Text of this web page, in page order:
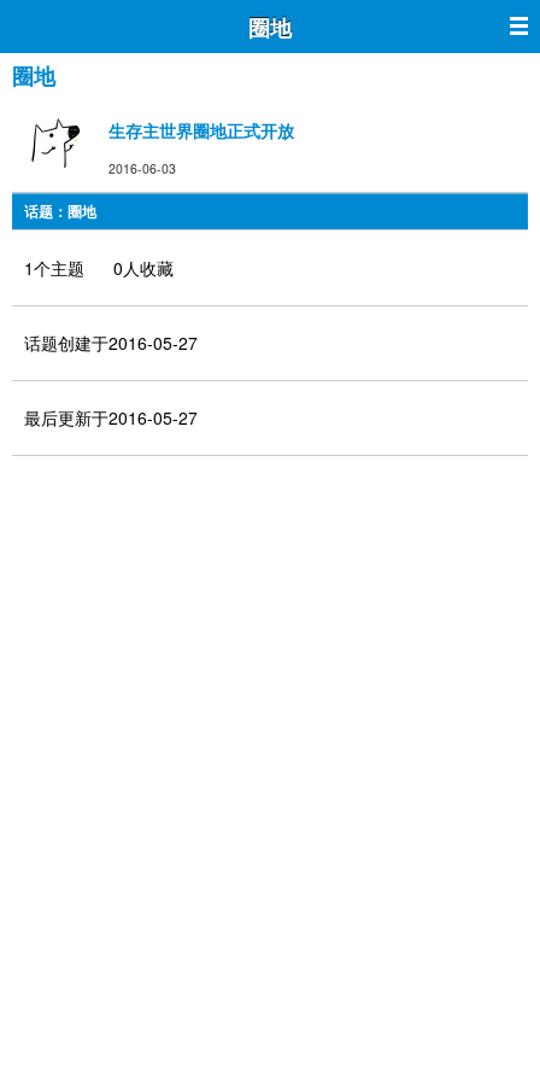
圈地
圈地
生存主世界圈地正式开放
2016-06-03
话题：圈地
1个主题 0人收藏
话题创建于2016-05-27
最后更新于2016-05-27